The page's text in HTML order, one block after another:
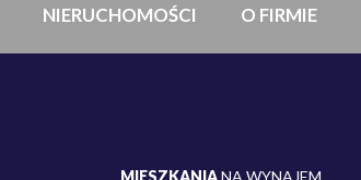
NIERUCHOMOŚCI O FIRMIE
MIESZKANIANA WYNAJEM